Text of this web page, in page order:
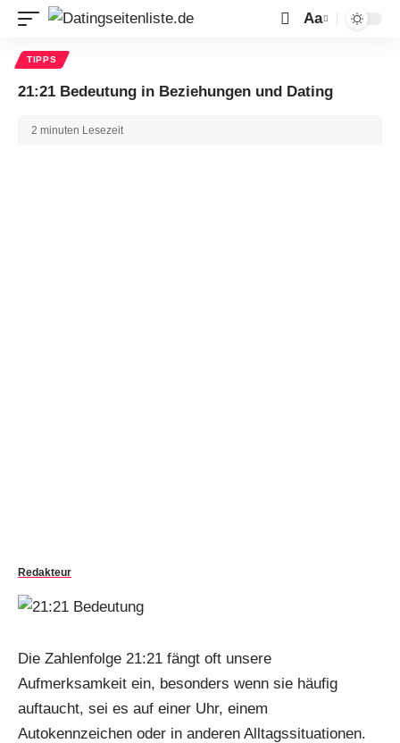
Aa
TIPPS
21:21 Bedeutung in Beziehungen und Dating
Redakteur
2 minuten Lesezeit
Die Zahlenfolge 21:21 fängt oft unsere
Aufmerksamkeit ein, besonders wenn sie häufig
auftaucht, sei es auf einer Uhr, einem
Autokennzeichen oder in anderen Alltagssituationen.